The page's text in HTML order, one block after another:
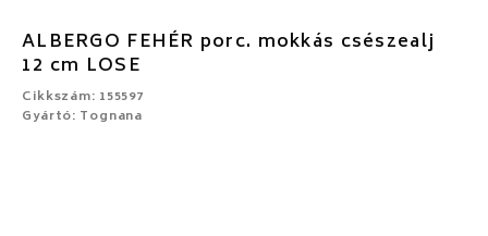
ALBERGO FEHÉR porc. mokkás csészealj
12 cm LOSE
Cikkszám: 155597
Gyártó: Tognana